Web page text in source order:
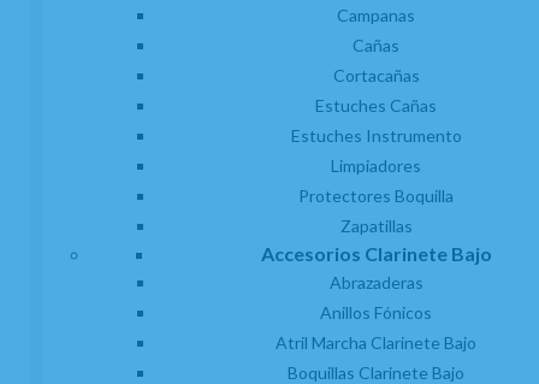
Campanas
Cañas
Cortacañas
Estuches Cañas
Estuches Instrumento
Limpiadores
Protectores Boquilla
Zapatillas
Accesorios Clarinete Bajo
Abrazaderas
Anillos Fónicos
Atril Marcha Clarinete Bajo
Boquillas Clarinete Bajo
Abrazadera Clarinete Mib o Requinto
Bonade SP Invertida Plateada L2251UA
EN STOCK. CÓMPRALO Y LO RECIBIRÁS AL DIA SIGUIENTE LABORABLE
ANTES DE LAS 14:00 HORAS PENINSULA